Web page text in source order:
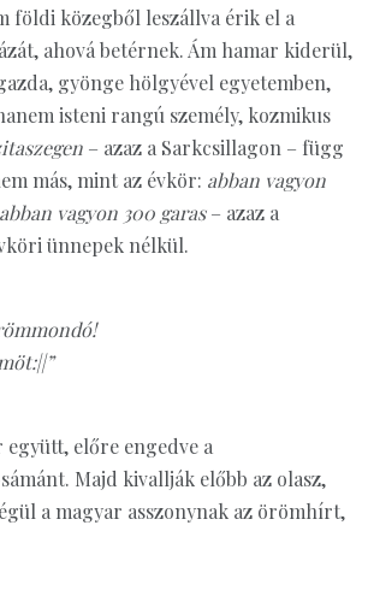
földi közegből leszállva érik el a
ahová betérnek. Ám hamar kiderül,
gyönge hölgyével egyetemben,
isteni rangú személy, kozmikus
– azaz a Sarkcsillagon – függ
más, mint az évkör: abban vagyon
vagyon 300 garas– azaz a
ünnepek nélkül.
előre engedve a
Majd kivallják előbb az olasz,
a magyar asszonynak az örömhírt,